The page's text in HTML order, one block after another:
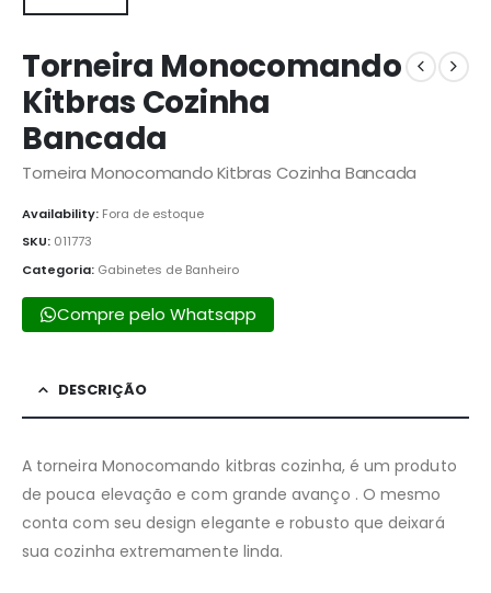
Torneira Monocomando
Kitbras Cozinha
Bancada
Torneira Monocomando Kitbras Cozinha Bancada
Availability: Fora de estoque
SKU: 011773
Categoria: Gabinetes de Banheiro
Compre pelo Whatsapp
DESCRIÇÃO
A torneira Monocomando kitbras cozinha, é um produto
de pouca elevação e com grande avanço . O mesmo
conta com seu design elegante e robusto que deixará
sua cozinha extremamente linda.